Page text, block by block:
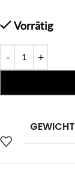
Vorrätig
GEWICHT